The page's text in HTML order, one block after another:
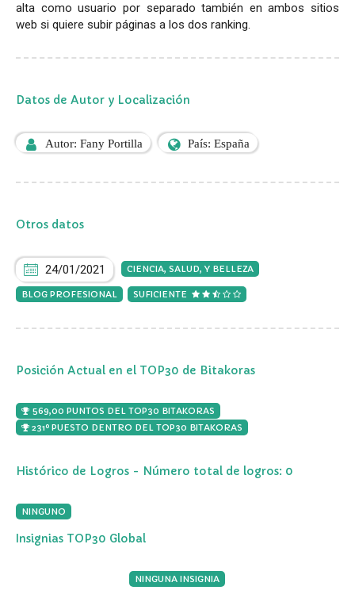
alta como usuario por separado también en ambos sitios
web si quiere subir páginas a los dos ranking.
Datos de Autor y Localización
Autor: Fany Portilla País: España
Otros datos
24/01/2021 CIENCIA, SALUD, Y BELLEZA
BLOG PROFESIONAL SUFICIENTE
Posición Actual en el TOP30 de Bitakoras
569,00 PUNTOS DEL TOP30 BITAKORAS
231º PUESTO DENTRO DEL TOP30 BITAKORAS
Histórico de Logros - Número total de logros: 0
NINGUNO
Insignias TOP30 Global
NINGUNA INSIGNIA